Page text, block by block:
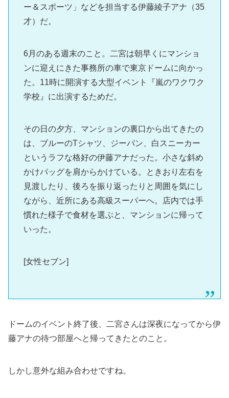
ー＆スポーツ」などを担当する伊藤綾子アナ（35
才）だ。
6月のある週末のこと。二宮は朝早くにマンショ
ンに迎えにきた事務所の車で東京ドームに向かっ
た。11時に開演する大型イベント『嵐のワクワク
学校』に出演するためだ。
その日の夕方、マンションの裏口から出てきたの
は、ブルーのTシャツ、ジーパン、白スニーカー
というラフな格好の伊藤アナだった。小さな斜め
かけバッグを肩からかけている。ときおり左右を
見渡したり、後ろを振り返ったりと周囲を気にし
ながら、近所にある高級スーパーへ。店内では手
慣れた様子で食材を選ぶと、マンションに帰って
いった。
[女性セブン]
ドームのイベント終了後、二宮さんは深夜になってから伊
藤アナの待つ部屋へと帰ってきたとのこと。
しかし意外な組み合わせですね。